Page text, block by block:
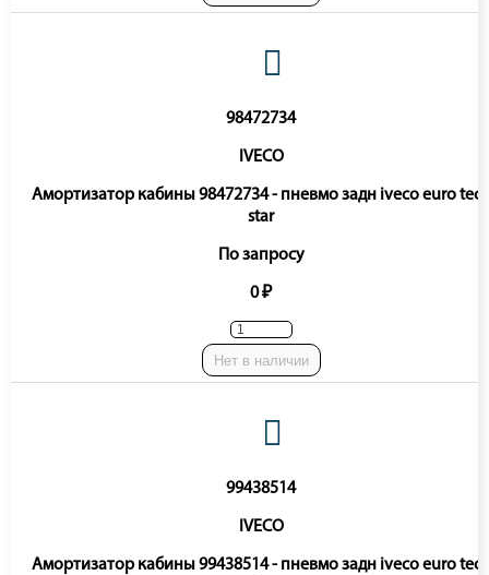
98472734
IVECO
Амортизатор кабины 98472734 - пневмо задн iveco euro
star
По запросу
0 ₽
Нет в наличии
99438514
IVECO
Амортизатор кабины 99438514 - пневмо задн iveco euro